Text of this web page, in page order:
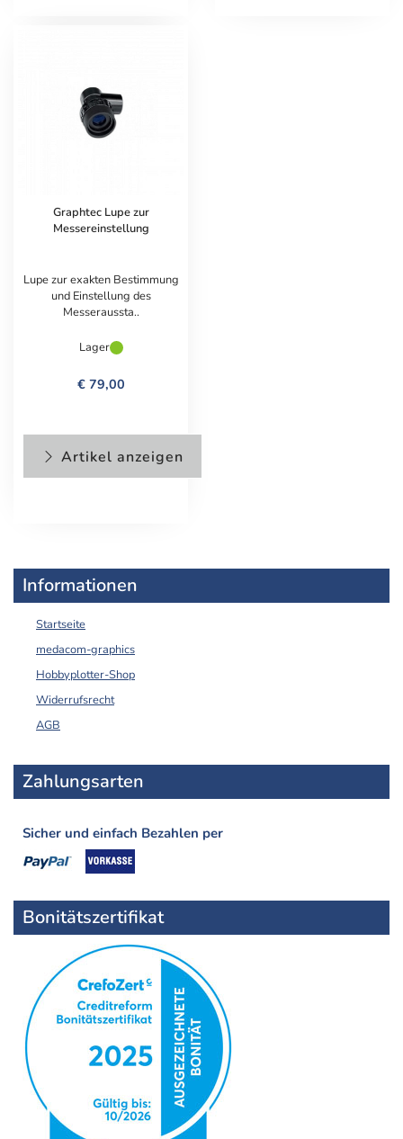
Graphtec Lupe zur
Messereinstellung
Lupe zur exakten Bestimmung
und Einstellung des
Messeraussta..
Lager
€ 79,00
Artikel anzeigen
Informationen
Startseite
medacom-graphics
Hobbyplotter-Shop
Widerrufsrecht
AGB
Zahlungsarten
Sicher und einfach Bezahlen per
Bonitätszertifikat